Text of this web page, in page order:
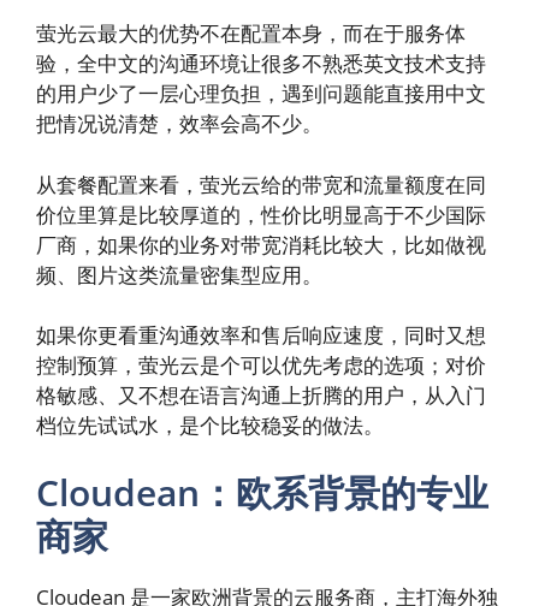
萤光云最大的优势不在配置本身，而在于服务体
验，全中文的沟通环境让很多不熟悉英文技术支持
的用户少了一层心理负担，遇到问题能直接用中文
把情况说清楚，效率会高不少。
从套餐配置来看，萤光云给的带宽和流量额度在同
价位里算是比较厚道的，性价比明显高于不少国际
厂商，如果你的业务对带宽消耗比较大，比如做视
频、图片这类流量密集型应用。
如果你更看重沟通效率和售后响应速度，同时又想
控制预算，萤光云是个可以优先考虑的选项；对价
格敏感、又不想在语言沟通上折腾的用户，从入门
档位先试试水，是个比较稳妥的做法。
Cloudean：欧系背景的专业
商家
Cloudean 是一家欧洲背景的云服务商，主打海外独